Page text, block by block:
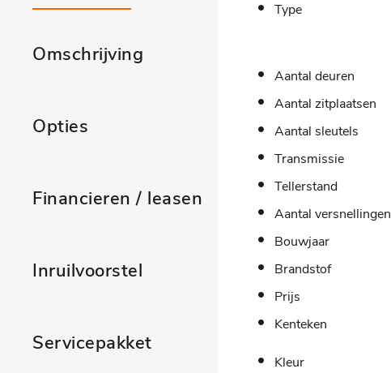
Omschrijving
Opties
Financieren / leasen
Inruilvoorstel
Servicepakket
Type
Aantal deuren
Aantal zitplaatsen
Aantal sleutels
Transmissie
Tellerstand
Aantal versnellingen
Bouwjaar
Brandstof
Prijs
Kenteken
Kleur